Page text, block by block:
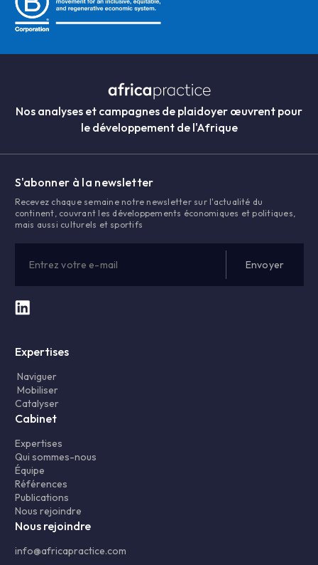
Nos analyses et campagnes de plaidoyer œuvrent pour
le développement de l'Afrique
S'abonner à la newsletter
Recevez chaque semaine notre newsletter sur l'actualité du
continent, couvrant les développements économiques et politiques,
mais aussi culturels et sportifs
Expertises
Naviguer
Mobiliser
Catalyser
Cabinet
Expertises
Qui sommes-nous
Équipe
Références
Publications
Nous rejoindre
Nous rejoindre
info@africapractice.com